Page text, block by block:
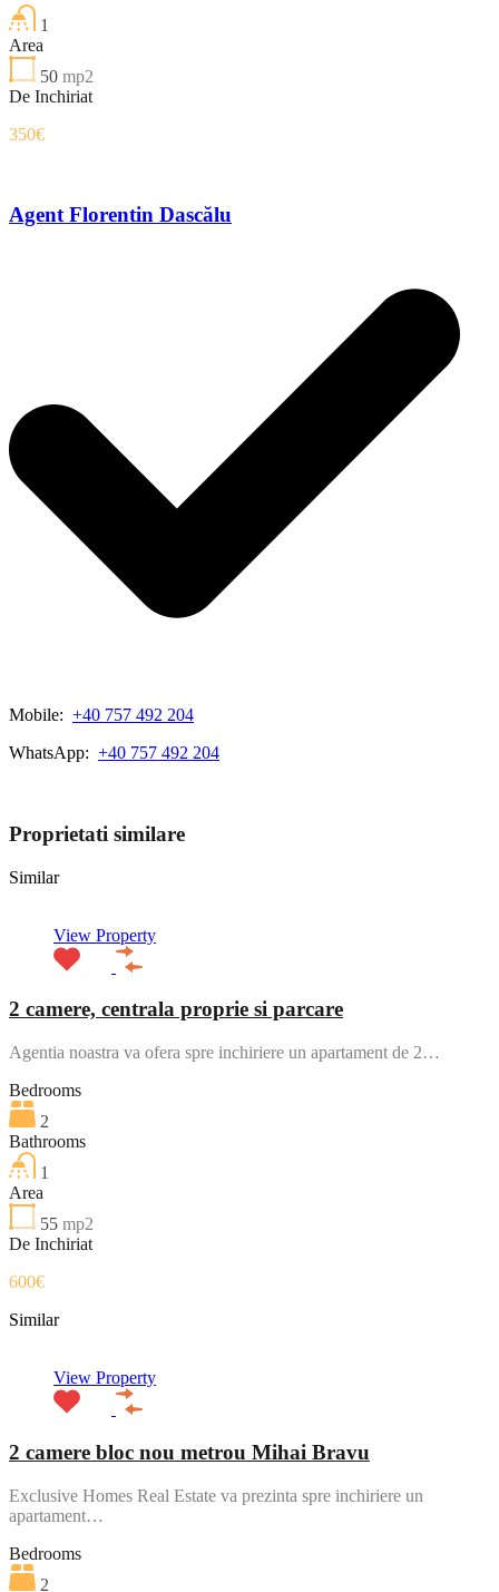
1
Area
50 mp2
De Inchiriat
350€
Agent Florentin Dascălu
Mobile: +40 757 492 204
WhatsApp: +40 757 492 204
Proprietati similare
Similar
View Property
2 camere, centrala proprie si parcare
Agentia noastra va ofera spre inchiriere un apartament de 2…
Bedrooms
2
Bathrooms
1
Area
55 mp2
De Inchiriat
600€
Similar
View Property
2 camere bloc nou metrou Mihai Bravu
Exclusive Homes Real Estate va prezinta spre inchiriere un
apartament…
Bedrooms
2